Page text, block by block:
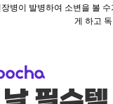
병이 발병하여 소변을 볼
게 하고